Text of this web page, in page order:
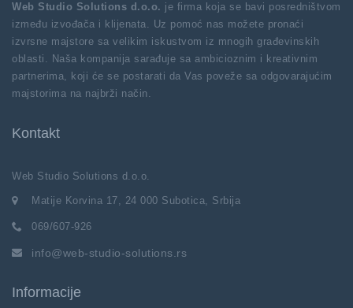
Web Studio Solutions d.o.o. je firma koja se bavi posredništvom
između izvođača i klijenata. Uz pomoć nas možete pronaći
izvrsne majstore sa velikim iskustvom iz mnogih građevinskih
oblasti. Naša kompanija sarađuje sa ambicioznim i kreativnim
partnerima, koji će se postarati da Vas poveže sa odgovarajućim
majstorima na najbrži način.
Kontakt
Web Studio Solutions d.o.o.
Matije Korvina 17, 24 000 Subotica, Srbija
069/607-926
info@web-studio-solutions.rs
Informacije